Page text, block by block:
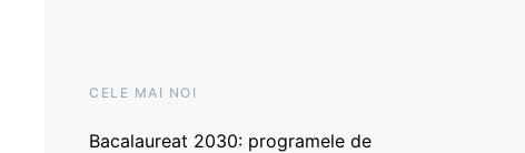
CELE MAI NOI
Bacalaureat 2030: programele de